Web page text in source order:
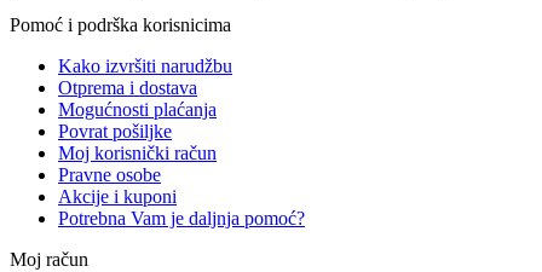
Pomoć i podrška korisnicima
Kako izvršiti narudžbu
Otprema i dostava
Mogućnosti plaćanja
Povrat pošiljke
Moj korisnički račun
Pravne osobe
Akcije i kuponi
Potrebna Vam je daljnja pomoć?
Moj račun